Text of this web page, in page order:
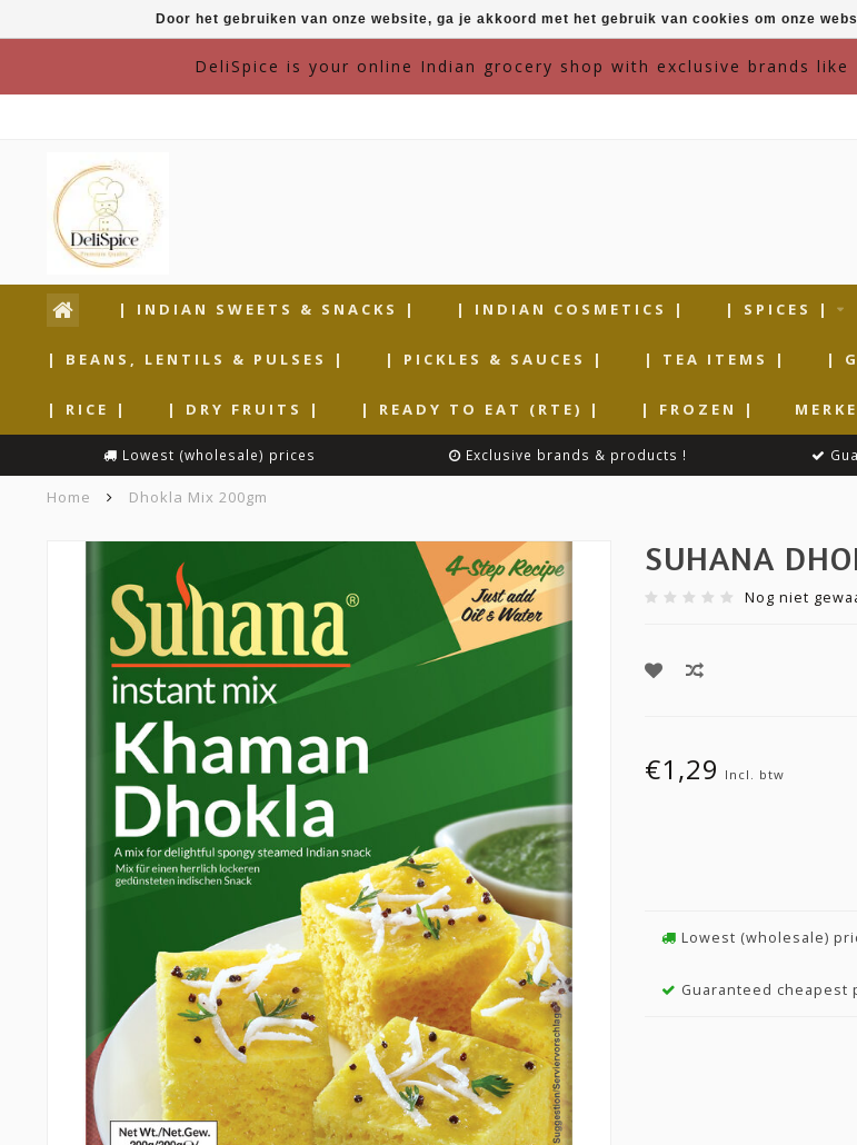
DeliSpice is your online Indian grocery shop with exclusive brands like
| INDIAN SWEETS & SNACKS | | INDIAN COSMETICS | | SPICES |
| BEANS, LENTILS & PULSES | | PICKLES & SAUCES | | TEA ITEMS | |
| RICE | | DRY FRUITS | | READY TO EAT (RTE) | | FROZEN |
Lowest (wholesale) prices Exclusive brands & products !
Home Dhokla Mix 200gm
SUHANA
Nog niet
€1,29 Incl. btw
Lowest (wholesale)
Guaranteed cheapest
Door het gebruiken van onze website, ga je akkoord met het gebruik van cookies om onze